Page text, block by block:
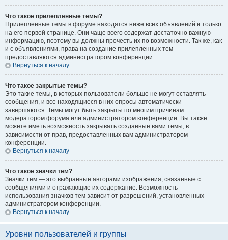
Что такое прилепленные темы?
Прилепленные темы в форуме находятся ниже всех объявлений и только
на его первой странице. Они чаще всего содержат достаточно важную
информацию, поэтому вы должны прочесть их по возможности. Так же, как
и с объявлениями, права на создание прилепленных тем
предоставляются администратором конференции.
Вернуться к началу
Что такое закрытые темы?
Это такие темы, в которых пользователи больше не могут оставлять
сообщения, и все находящиеся в них опросы автоматически
завершаются. Темы могут быть закрыты по многим причинам
модератором форума или администратором конференции. Вы также
можете иметь возможность закрывать созданные вами темы, в
зависимости от прав, предоставленных вам администратором
конференции.
Вернуться к началу
Что такое значки тем?
Значки тем — это выбранные авторами изображения, связанные с
сообщениями и отражающие их содержание. Возможность
использования значков тем зависит от разрешений, установленных
администратором конференции.
Вернуться к началу
Уровни пользователей и группы